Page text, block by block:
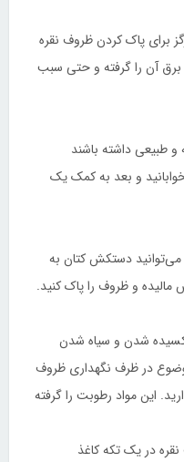
برای پاک کردن ظروف نقره
برق آن را گرفته و حتی سبب
و طبیعی داشته باشند
و بعد به کمک یک
می‌توانید دستکش کتان به
و ظروف را پاک کنید.
شدن و سیاه شدن
در ظرف نگهداری ظروف
این مواد رطوبت را گرفته
نقره در یک تکه کاغذ